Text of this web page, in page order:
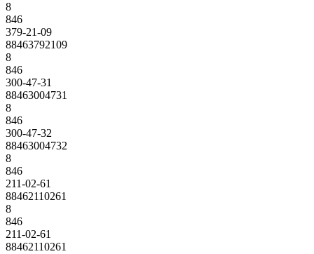
8
846
379-21-09
88463792109
8
846
300-47-31
88463004731
8
846
300-47-32
88463004732
8
846
211-02-61
88462110261
8
846
211-02-61
88462110261